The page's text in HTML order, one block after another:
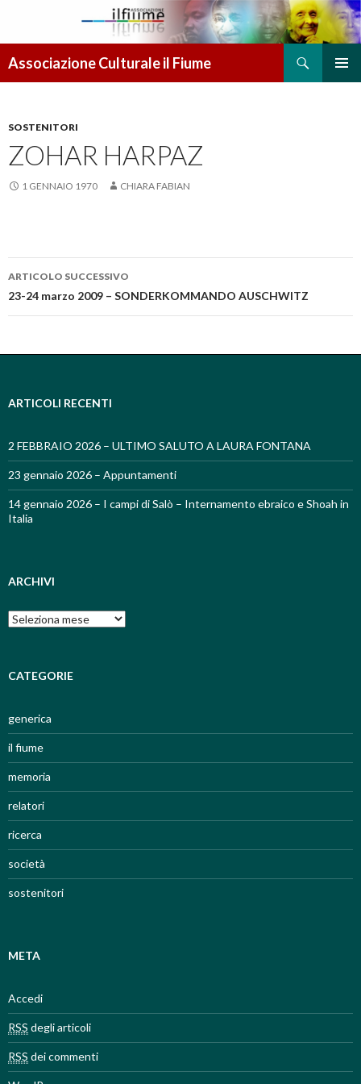
Associazione Culturale il Fiume
SOSTENITORI
ZOHAR HARPAZ
1 GENNAIO 1970 CHIARA FABIAN
Navigazione articolo
ARTICOLO SUCCESSIVO
23-24 marzo 2009 – SONDERKOMMANDO AUSCHWITZ
ARTICOLI RECENTI
2 FEBBRAIO 2026 – ULTIMO SALUTO A LAURA FONTANA
23 gennaio 2026 – Appuntamenti
14 gennaio 2026 – I campi di Salò – Internamento ebraico e Shoah in
Italia
ARCHIVI
Archivi
CATEGORIE
generica
il fiume
memoria
relatori
ricerca
società
sostenitori
META
Accedi
RSS degli articoli
RSS dei commenti